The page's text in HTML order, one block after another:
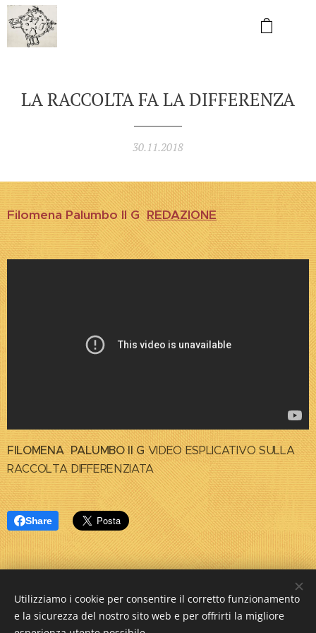
LA RACCOLTA FA LA DIFFERENZA
30.11.2018
Filomena Palumbo II GREDAZIONE
FILOMENA PALUMBO II GVIDEO ESPLICATIVO SULLA
RACCOLTA DIFFERENZIATA
Share
Utilizziamo i cookie per consentire il corretto funzionamento
e la sicurezza del nostro sito web e per offrirti la migliore